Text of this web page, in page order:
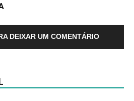
DEIXAR UM COMENTÁRIO